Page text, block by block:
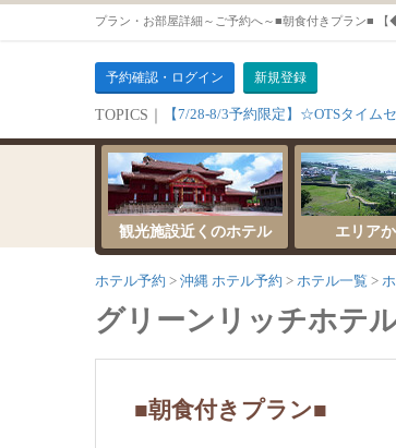
予約確認・ログイン 新規登録
TOPICS｜ 【7/28-8/3予約限定】☆OTSタイム
観光施設近くのホテル エリア
ホテル予約 沖縄 ホテル予約 ホテル一覧
グリーンリッチホテ
■朝食付きプラン■